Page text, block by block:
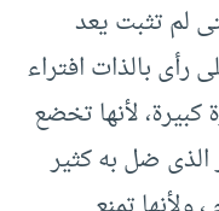
لم تثبت يعد
رأى بالذات افتراء
لأنها تخضع
الذى ضل به كثير